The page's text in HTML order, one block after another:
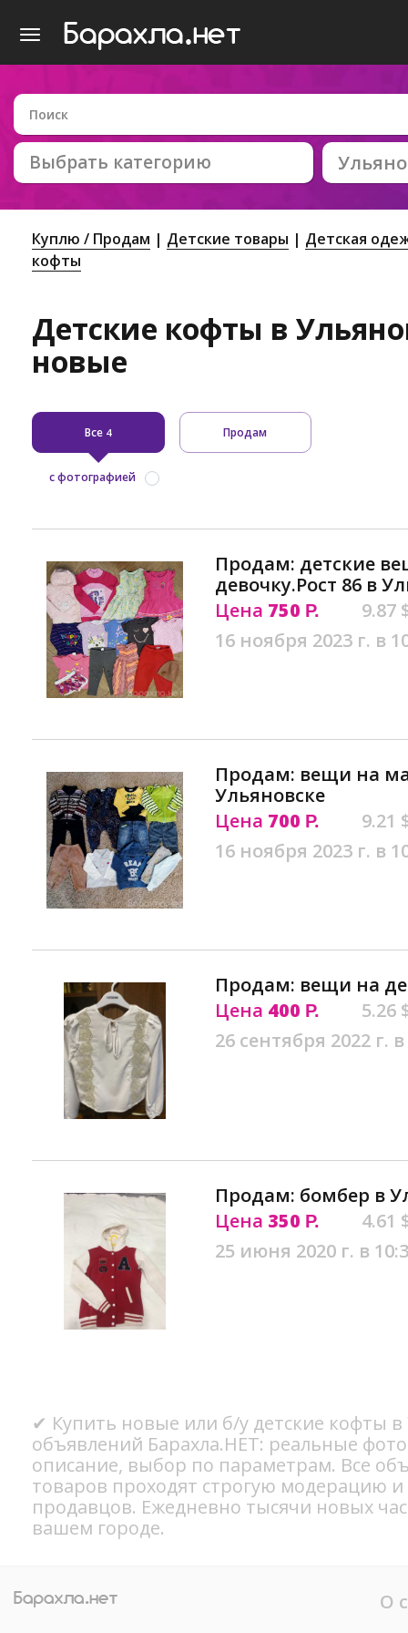
Выбрать категорию
Куплю / Продам Детские товары
Детская
кофты
Детские кофты в
новые
Все 4 Продам
с фотографией
Продам: детские
девочку.Рост 86 в
Цена 750 Р.
9.87
16 ноября 2023 г. в
Продам: вещи на
Ульяновске
Цена 700 Р.
9.21
16 ноября 2023 г. в
Продам: вещи на
Цена 400 Р.
5.26
26 сентября 2022 г.
Продам: бомбер в
Цена 350 Р.
4.61
25 июня 2020 г. в
✔ Купить новые или б/у детские кофты в
объявлений Барахла.НЕТ: реальные
описание, выбор по параметрам. Все
товаров проходят строгую модерацию
продавцов. Ежедневно тысячи новых
вашем городе.
О